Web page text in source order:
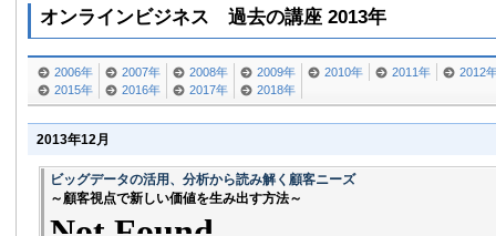
オンラインビジネス 過去の講座 2013年
2006年 2007年 2008年 2009年 2010年 2011年
2012
2015年
2016年 2017年 2018年
2013年12月
ビッグデータの活用、分析から読み解く顧客ニーズ
～顧客視点で新しい価値を生み出す方法～